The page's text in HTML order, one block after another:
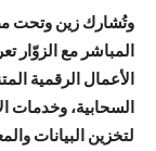
وتُشارك زين وتحت
المباشر مع الزوّار
الأعمال الرقمية
السحابية، وخدمات